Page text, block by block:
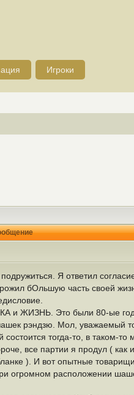
Игроки
Я ответил
бОльшую часть своей
и ЖИЗНЬ. Это были 80-ые
рэндзю. Мол, уважаемый
тогда-то, в таком-
все партии я продул ( как
). И вот опытные
огромном расположении